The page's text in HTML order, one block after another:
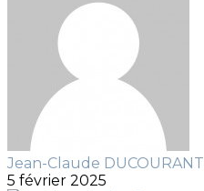
Jean-Claude DUCOURANT
5 février 2025